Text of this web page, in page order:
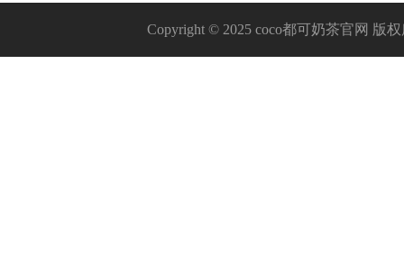
Copyright © 2025 coco都可奶茶官网 版